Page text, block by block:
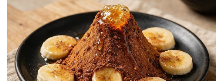
അപകടത്തിൽ മേഘയുടെ മൊബൈൽ ഫോൺ
പൂർണമായും തകർന്നിരുന്നു. ഇനി സൈബർ
പോലീസിന്റെ സഹായത്തോടെ വിവരങ്ങൾ
ശേഖരിക്കാനാണ് നീക്കം. മെഡിക്കൽ കോളജ്
ആശുപത്രിയിൽ പോസ്റ്റ്‌മോർട്ടത്തിന് ശേഷം
മൃതദേഹം ബന്ധുക്കൾക്ക് കൈമാറി. സംസ്‌കാരം